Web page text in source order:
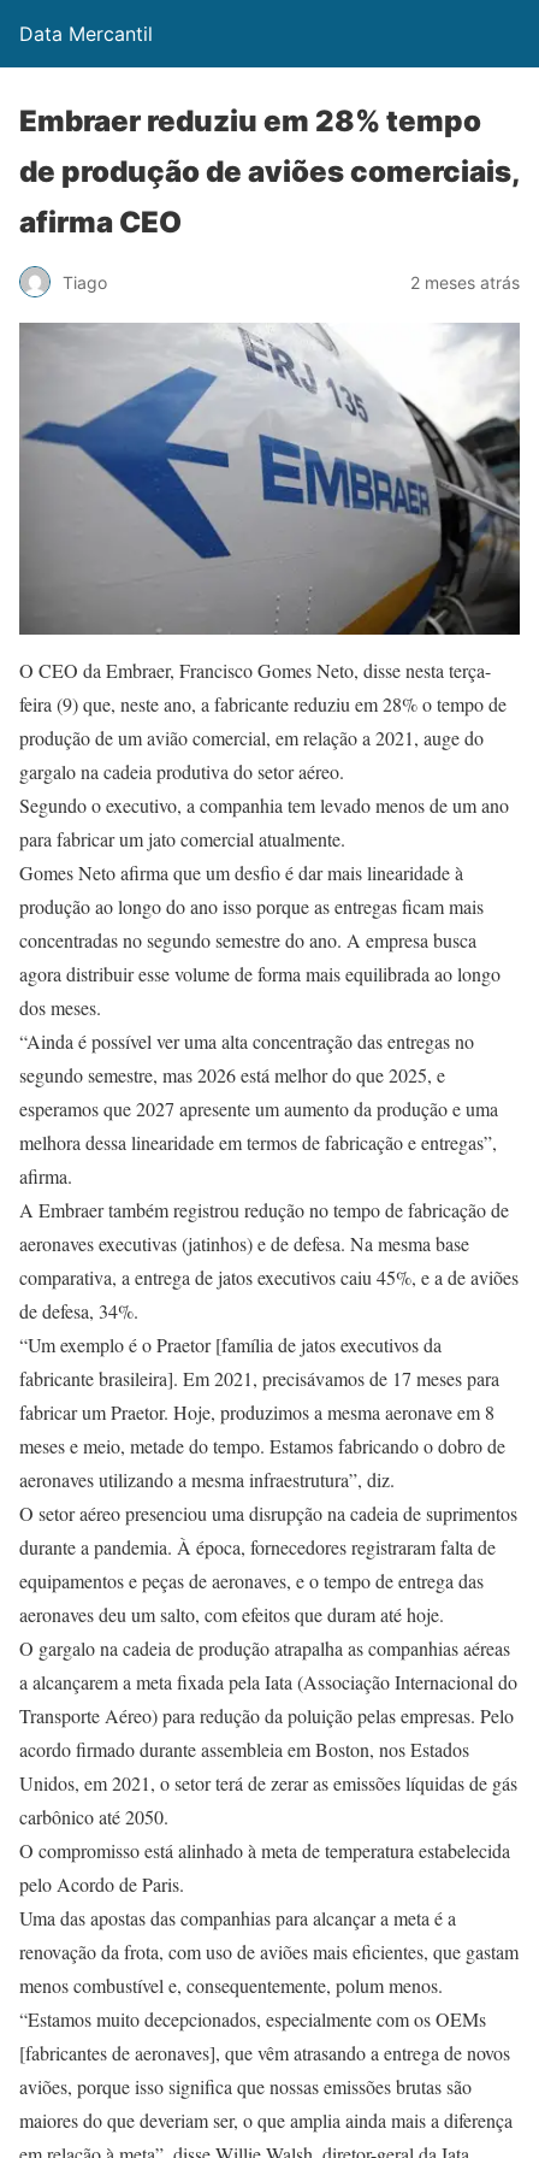
Data Mercantil
Embraer reduziu em 28% tempo
de produção de aviões comerciais,
afirma CEO
Tiago 2 meses atrás
O CEO da Embraer, Francisco Gomes Neto, disse nesta terça-
feira (9) que, neste ano, a fabricante reduziu em 28% o tempo de
produção de um avião comercial, em relação a 2021, auge do
gargalo na cadeia produtiva do setor aéreo.
Segundo o executivo, a companhia tem levado menos de um ano
para fabricar um jato comercial atualmente.
Gomes Neto afirma que um desfio é dar mais linearidade à
produção ao longo do ano isso porque as entregas ficam mais
concentradas no segundo semestre do ano. A empresa busca
agora distribuir esse volume de forma mais equilibrada ao longo
dos meses.
“Ainda é possível ver uma alta concentração das entregas no
segundo semestre, mas 2026 está melhor do que 2025, e
esperamos que 2027 apresente um aumento da produção e uma
melhora dessa linearidade em termos de fabricação e entregas”,
afirma.
A Embraer também registrou redução no tempo de fabricação de
aeronaves executivas (jatinhos) e de defesa. Na mesma base
comparativa, a entrega de jatos executivos caiu 45%, e a de aviões
de defesa, 34%.
“Um exemplo é o Praetor [família de jatos executivos da
fabricante brasileira]. Em 2021, precisávamos de 17 meses para
fabricar um Praetor. Hoje, produzimos a mesma aeronave em 8
meses e meio, metade do tempo. Estamos fabricando o dobro de
aeronaves utilizando a mesma infraestrutura”, diz.
O setor aéreo presenciou uma disrupção na cadeia de suprimentos
durante a pandemia. À época, fornecedores registraram falta de
equipamentos e peças de aeronaves, e o tempo de entrega das
aeronaves deu um salto, com efeitos que duram até hoje.
O gargalo na cadeia de produção atrapalha as companhias aéreas
a alcançarem a meta fixada pela Iata (Associação Internacional do
Transporte Aéreo) para redução da poluição pelas empresas. Pelo
acordo firmado durante assembleia em Boston, nos Estados
Unidos, em 2021, o setor terá de zerar as emissões líquidas de gás
carbônico até 2050.
O compromisso está alinhado à meta de temperatura estabelecida
pelo Acordo de Paris.
Uma das apostas das companhias para alcançar a meta é a
renovação da frota, com uso de aviões mais eficientes, que gastam
menos combustível e, consequentemente, polum menos.
“Estamos muito decepcionados, especialmente com os OEMs
[fabricantes de aeronaves], que vêm atrasando a entrega de novos
aviões, porque isso significa que nossas emissões brutas são
maiores do que deveriam ser, o que amplia ainda mais a diferença